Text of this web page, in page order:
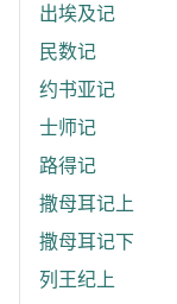
出埃及记
民数记
约书亚记
士师记
路得记
撒母耳记上
撒母耳记下
列王纪上